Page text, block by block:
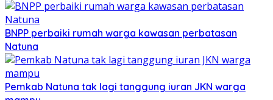
BNPP perbaiki rumah warga kawasan perbatasan
Natuna
Pemkab Natuna tak lagi tanggung iuran JKN warga